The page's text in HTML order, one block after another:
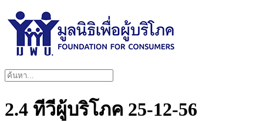
2.4 ทีวีผู้บริโภค 25-12-56